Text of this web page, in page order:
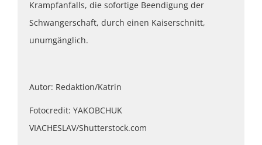
Krampfanfalls, die sofortige Beendigung der
Schwangerschaft, durch einen Kaiserschnitt,
unumgänglich.
Autor: Redaktion/Katrin
Fotocredit: YAKOBCHUK
VIACHESLAV/Shutterstock.com